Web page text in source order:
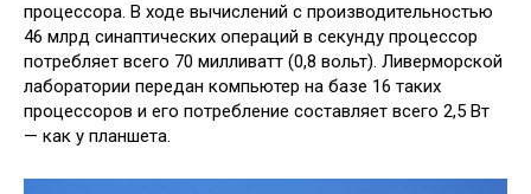
процессора. В ходе вычислений с производительностью
46 млрд синаптических операций в секунду процессор
потребляет всего 70 милливатт (0,8 вольт). Ливерморской
лаборатории передан компьютер на базе 16 таких
процессоров и его потребление составляет всего 2,5 Вт
— как у планшета.